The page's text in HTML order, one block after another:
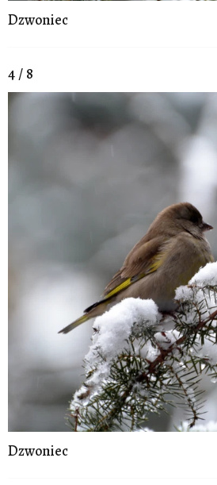
Dzwoniec
4 / 8
Dzwoniec